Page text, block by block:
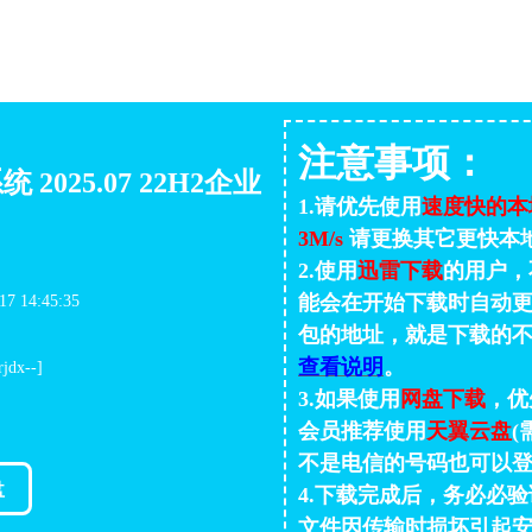
2025.07 22H2企业
14:45:35
]
注意事项：
1.请优先使用速度快的
3M/s 请更换其它更快本
2.使用迅雷下载的用户
能会在开始下载时自动
包的地址，就是下载的
查看说明 。
3.如果使用 网盘下载 ，
会员推荐使用 天翼云盘(
不是电信的号码也可以
4.下载完成后，务必必
文件因传输时损坏引起